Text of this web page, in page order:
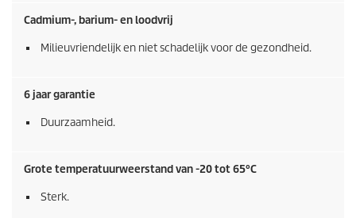
Cadmium-, barium- en loodvrij
Milieuvriendelijk en niet schadelijk voor de gezondheid.
6 jaar garantie
Duurzaamheid.
Grote temperatuurweerstand van -20 tot 65°C
Sterk.